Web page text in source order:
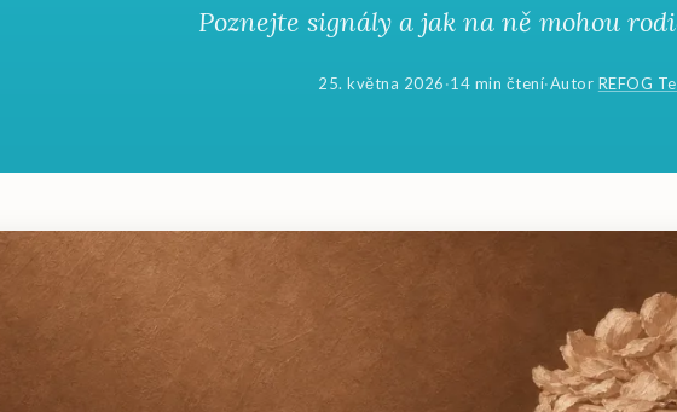
Poznejte signály a jak na ně mohou
25. května 2026·14 min čtení·Autor REFOG